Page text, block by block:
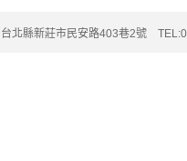
台北縣新莊市民安路403巷2號